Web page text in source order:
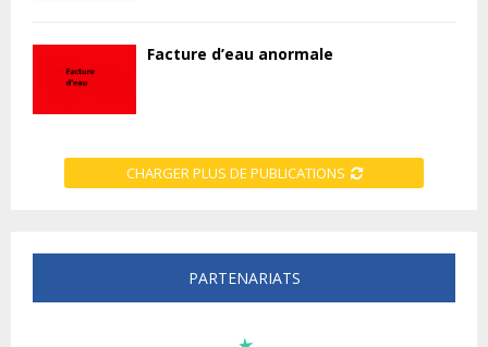
Facture d’eau anormale
CHARGER PLUS DE PUBLICATIONS
PARTENARIATS